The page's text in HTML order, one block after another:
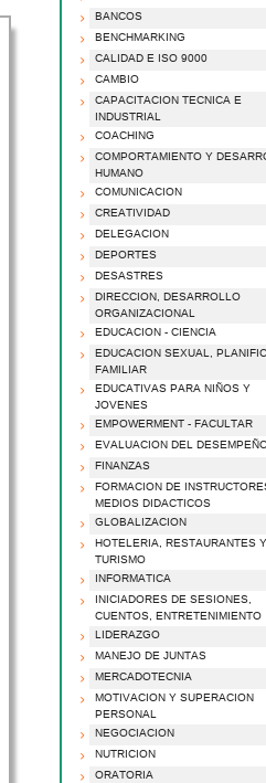
BANCOS
BENCHMARKING
CALIDAD E ISO 9000
CAMBIO
CAPACITACION TECNICA E
INDUSTRIAL
COACHING
COMPORTAMIENTO Y
HUMANO
COMUNICACION
CREATIVIDAD
DELEGACION
DEPORTES
DESASTRES
DIRECCION, DESARROLLO
ORGANIZACIONAL
EDUCACION - CIENCIA
EDUCACION SEXUAL,
FAMILIAR
EDUCATIVAS PARA NIÑOS Y
JOVENES
EMPOWERMENT - FACULTAR
EVALUACION DEL
FINANZAS
FORMACION DE
MEDIOS DIDACTICOS
GLOBALIZACION
HOTELERIA, RESTAURANTES Y
TURISMO
INFORMATICA
INICIADORES DE SESIONES,
CUENTOS, ENTRETENIMIENTO
LIDERAZGO
MANEJO DE JUNTAS
MERCADOTECNIA
MOTIVACION Y SUPERACION
PERSONAL
NEGOCIACION
NUTRICION
ORATORIA